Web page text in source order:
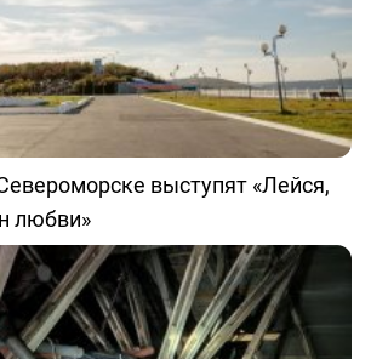
выступят «Лейся,
любви»